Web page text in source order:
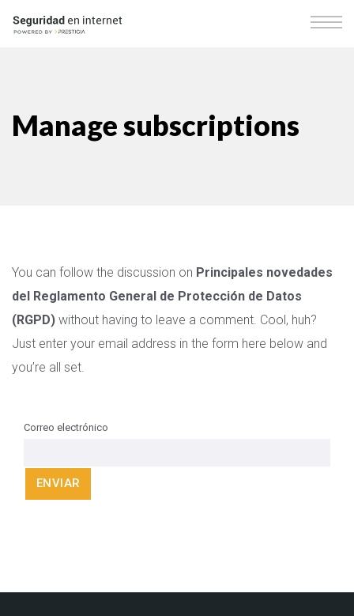
Manage subscriptions
You can follow the discussion on Principales novedades
del Reglamento General de Protección de Datos
(RGPD) without having to leave a comment. Cool, huh?
Just enter your email address in the form here below and
you’re all set.
Correo electrónico